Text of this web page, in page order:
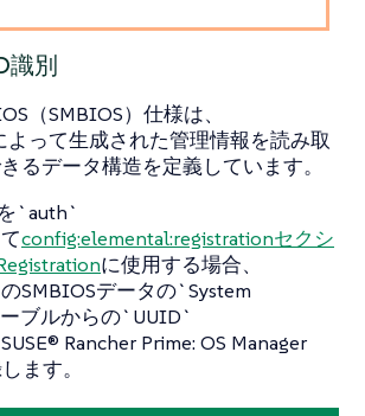
識別
（SMBIOS）仕様は、
よって生成された管理情報を読み取
るデータ構造を定義しています。
`auth`
config:elemental:registrationセクシ
に使用する場合、
SMBIOSデータの`System
ブルからの`UUID`
Rancher Prime: OS Manager
ます。